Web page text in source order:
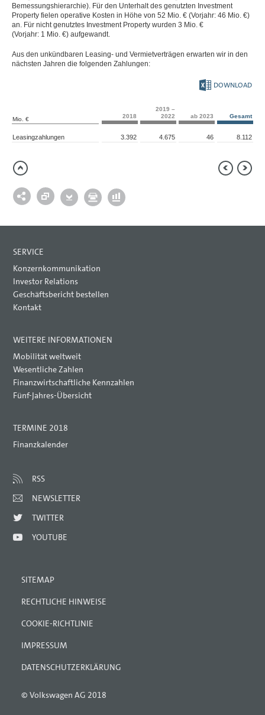
Bemessungshierarchie). Für den Unterhalt des genutzten Investment
Property fielen operative Kosten in Höhe von 52 Mio. € (Vorjahr: 46 Mio. €)
an. Für nicht genutztes Investment Property wurden 3 Mio. €
(Vorjahr: 1 Mio. €) aufgewandt.
Aus den unkündbaren Leasing- und Vermietverträgen erwarten wir in den
nächsten Jahren die folgenden Zahlungen:
DOWNLOAD
Mio. € 2018
2019 –
2022
ab 2023 Gesamt
Leasingzahlungen 3.392 4.675 46 8.112
SERVICE
Konzernkommunikation
Investor Relations
Geschäftsbericht bestellen
Kontakt
WEITERE INFORMATIONEN
Mobilität weltweit
Wesentliche Zahlen
Finanzwirtschaftliche Kennzahlen
Fünf-Jahres-Übersicht
TERMINE 2018
Finanzkalender
RSS
NEWSLETTER
TWITTER
YOUTUBE
SITEMAP
RECHTLICHE HINWEISE
COOKIE-RICHTLINIE
IMPRESSUM
DATENSCHUTZERKLÄRUNG
© Volkswagen AG 2018